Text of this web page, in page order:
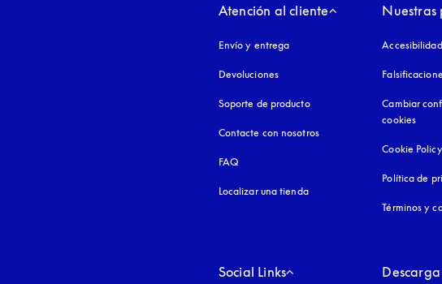
Atención al cliente
Envío y entrega
Devoluciones
Soporte de producto
Contacte con nosotros
FAQ
Localizar una tienda
Nuestras
Accesibilidad
Cambiar
cookies
Cookie Policy
Política de
Términos y
Social Links